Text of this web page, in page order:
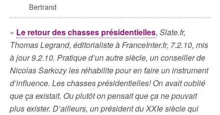
Bertrand
« Le retour des chasses présidentielles, Slate.fr,
Thomas Legrand, éditorialiste à FranceInter.fr, 7.2.10, mis
à jour 9.2.10. Pratique d’un autre siècle, un conseiller de
Nicolas Sarkozy les réhabilite pour en faire un instrument
d’influence. Les chasses présidentielles! On avait oublié
que ça existait. Ou plutôt on pensait que ça ne pouvait
plus exister. D’ailleurs, un président du XXIe siècle qui